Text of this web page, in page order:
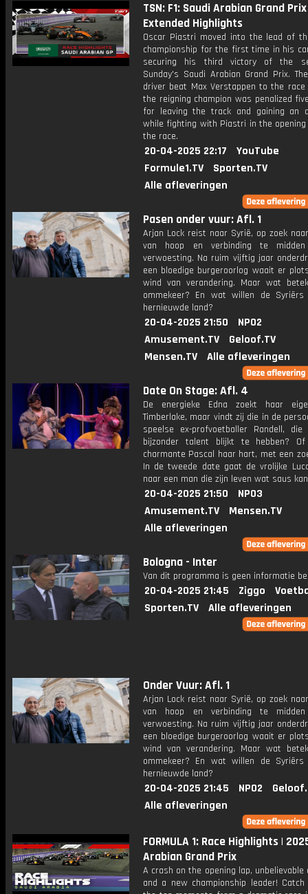
TSN: F1: Saudi Arabian Grand
Extended Highlights
Oscar Piastri moved into the lead of
championship for the first time in his
securing his third victory of the
Sunday's Saudi Arabian Grand Prix.
driver beat Max Verstappen to the
the reigning champion was penalized
for leaving the track and gaining an
while fighting with Piastri in the
the race.
20-04-2025 22:17
YouTube
Formule1.TV
Sporten.TV
Alle afleveringen
Pasen onder vuur: Afl. 1
Arjan Lock reist naar Syrië, op zoek
van hoop en verbinding te
verwoesting. Na ruim vijftig jaar
een bloedige burgeroorlog waait er
wind van verandering. Maar wat
ommekeer? En wat willen de
hernieuwde land?
20-04-2025 21:50
NPO2
Amusement.TV
Geloof.TV
Mensen.TV
Alle afleveringen
Date On Stage: Afl. 4
De energieke Edna zoekt haar
Timberlake, maar vindt zij die in de
speelse ex-profvoetballer Randell,
bijzonder talent blijkt te hebben?
charmante Pascal haar hart, met een
In de tweede date gaat de vrolijke
naar een man die zijn leven wat saus
20-04-2025 21:50
NPO3
Amusement.TV
Mensen.TV
Alle afleveringen
Bologna - Inter
Van dit programma is geen informatie
20-04-2025 21:45 Ziggo
Sporten.TV
Alle afleveringen
Onder Vuur: Afl. 1
Arjan Lock reist naar Syrië, op zoek
van hoop en verbinding te
verwoesting. Na ruim vijftig jaar
een bloedige burgeroorlog waait er
wind van verandering. Maar wat
ommekeer? En wat willen de
hernieuwde land?
20-04-2025 21:45 NPO2
Alle afleveringen
FORMULA 1: Race Highlights |
Arabian Grand Prix
A crash on the opening lap, unbelievable
and a new championship leader!